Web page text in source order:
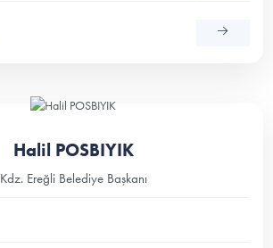
Halil POSBIYIK
Kdz. Ereğli Belediye Başkanı